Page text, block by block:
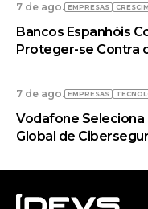
7 de ago. EMPRESAS
Bancos Espanhóis
Proteger-se Contra
7 de ago. EMPRESAS
Vodafone Seleciona
Global de